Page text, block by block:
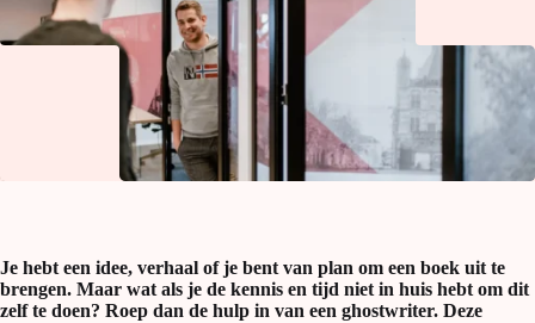
Je hebt een idee, verhaal of je bent van plan om een boek uit te
brengen. Maar wat als je de kennis en tijd niet in huis hebt om dit
zelf te doen? Roep dan de hulp in van een ghostwriter. Deze